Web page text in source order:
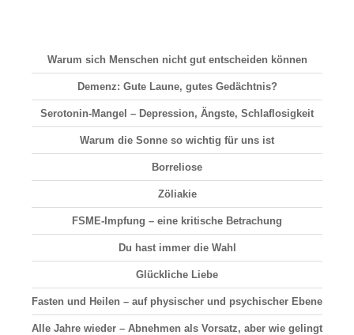
Warum sich Menschen nicht gut entscheiden können
Demenz: Gute Laune, gutes Gedächtnis?
Serotonin-Mangel – Depression, Ängste, Schlaflosigkeit
Warum die Sonne so wichtig für uns ist
Borreliose
Zöliakie
FSME-Impfung – eine kritische Betrachung
Du hast immer die Wahl
Glückliche Liebe
Fasten und Heilen – auf physischer und psychischer Ebene
Alle Jahre wieder – Abnehmen als Vorsatz, aber wie gelingt